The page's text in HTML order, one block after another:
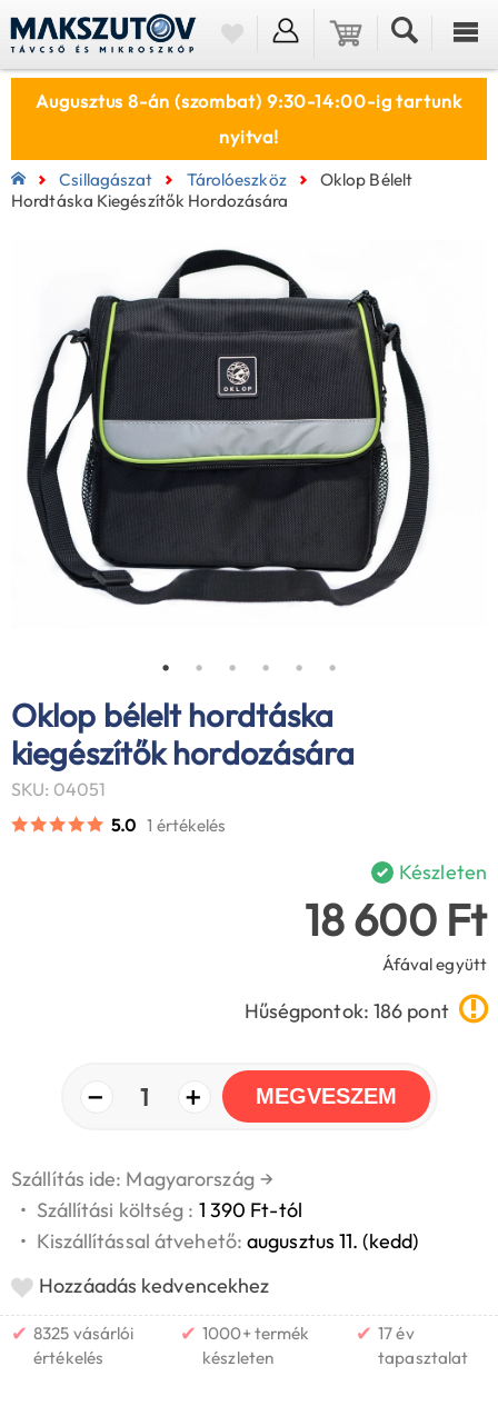
Augusztus 8-án (szombat) 9:30-14:00-ig tartunk
nyitva!
Csillagászat Tárolóeszköz
Oklop Bélelt
Hordtáska Kiegészítők Hordozására
Oklop bélelt hordtáska
kiegészítők hordozására
SKU: 04051
5.0 1 értékelés
Készleten
18 600 Ft
Áfával együtt
Hűségpontok: 186 pont
− 1 + MEGVESZEM
Szállítás ide: Magyarország →
• Szállítási költség : 1 390 Ft-tól
• Kiszállítással átvehető:augusztus 11. (kedd)
Hozzáadás kedvencekhez
✔ 8325 vásárlói
értékelés
✔ 1000+ termék
készleten
✔ 17 év
tapasztalat